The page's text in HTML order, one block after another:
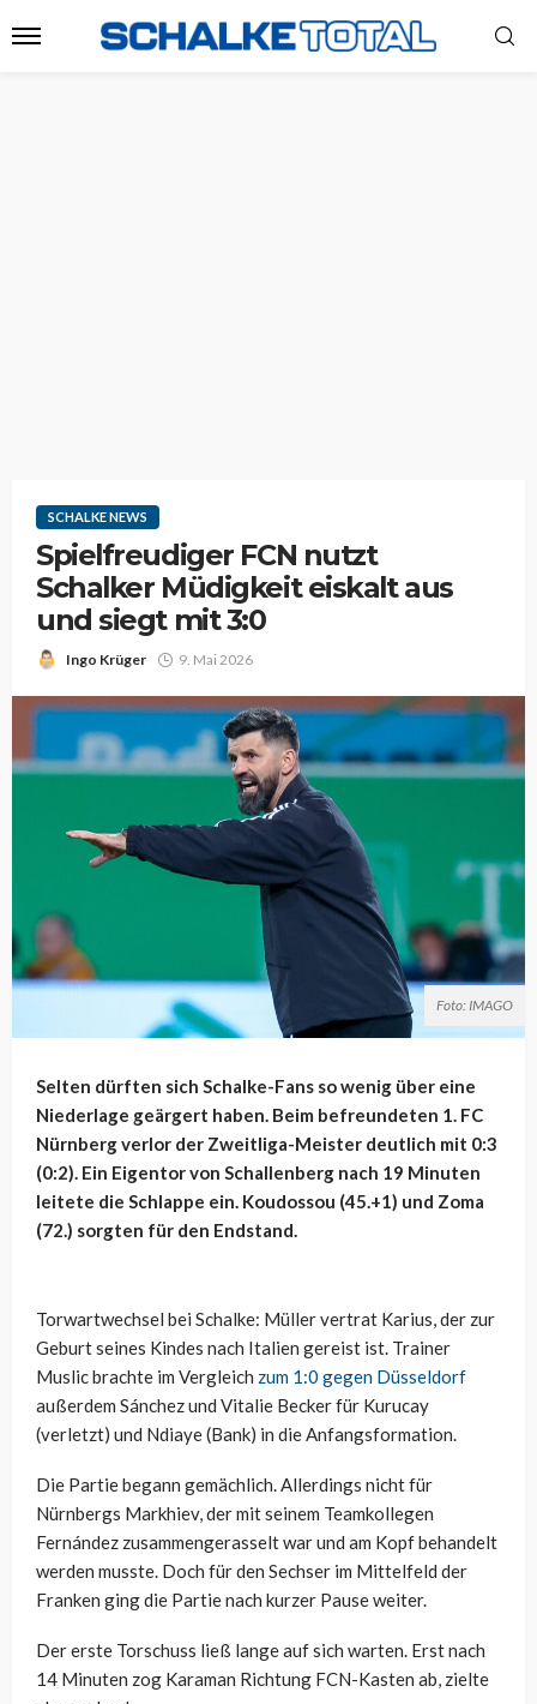
SCHALKE NEWS
Spielfreudiger FCN nutzt
Schalker Müdigkeit eiskalt aus
und siegt mit 3:0
Ingo Krüger 9. Mai 2026
Foto: IMAGO
Selten dürften sich Schalke-Fans so wenig über eine
Niederlage geärgert haben. Beim befreundeten 1. FC
Nürnberg verlor der Zweitliga-Meister deutlich mit 0:3
(0:2). Ein Eigentor von Schallenberg nach 19 Minuten
leitete die Schlappe ein. Koudossou (45.+1) und Zoma
(72.) sorgten für den Endstand.
Torwartwechsel bei Schalke: Müller vertrat Karius, der zur
Geburt seines Kindes nach Italien gereist ist. Trainer
Muslic brachte im Vergleich zum 1:0 gegen Düsseldorf
außerdem Sánchez und Vitalie Becker für Kurucay
(verletzt) und Ndiaye (Bank) in die Anfangsformation.
Die Partie begann gemächlich. Allerdings nicht für
Nürnbergs Markhiev, der mit seinem Teamkollegen
Fernández zusammengerasselt war und am Kopf behandelt
werden musste. Doch für den Sechser im Mittelfeld der
Franken ging die Partie nach kurzer Pause weiter.
Der erste Torschuss ließ lange auf sich warten. Erst nach
14 Minuten zog Karaman Richtung FCN-Kasten ab, zielte